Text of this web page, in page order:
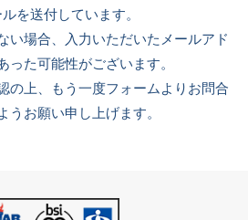
を送付しています。
い場合、入力いただいたメールアド
った可能性がございます。
の上、もう一度フォームよりお問合
うお願い申し上げます。